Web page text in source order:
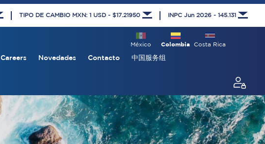
TIPO DE CAMBIO MXN: 1 USD - $17.21950 INPC Jun 2026 - 145.131
Costa Rica
Colombia
México
Careers Novedades Contacto 中国服务组